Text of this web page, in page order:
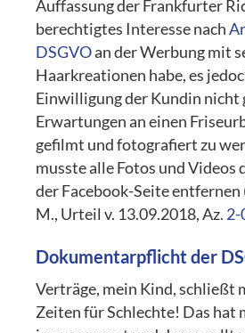
Auffassung der Frankfurter
berechtigtes Interesse nach
DSGVOan der Werbung mit
Haarkreationen habe, es
Einwilligung der Kundin nicht
Erwartungen an einen
gefilmt und fotografiert zu
musste alle Fotos und Videos
der Facebook-Seite entfernen
M., Urteil v. 13.09.2018, Az. 2-
Dokumentarpflicht der
Verträge, mein Kind, schließt
Zeiten für Schlechte! Das hat